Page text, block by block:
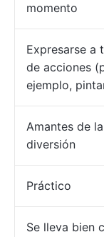
momento
Expresarse a
de acciones
ejemplo,
Amantes de la
diversión
Práctico
Se lleva bien